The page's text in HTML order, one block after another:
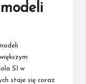
SI w
staje się coraz